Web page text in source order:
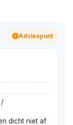
! Adviespunt
/
dicht niet af